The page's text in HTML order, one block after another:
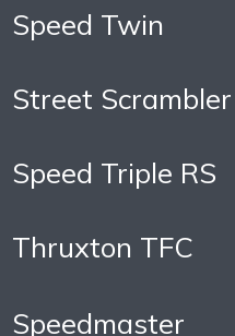
Speed Twin
Street Scrambler
Speed Triple RS
Thruxton TFC
Speedmaster